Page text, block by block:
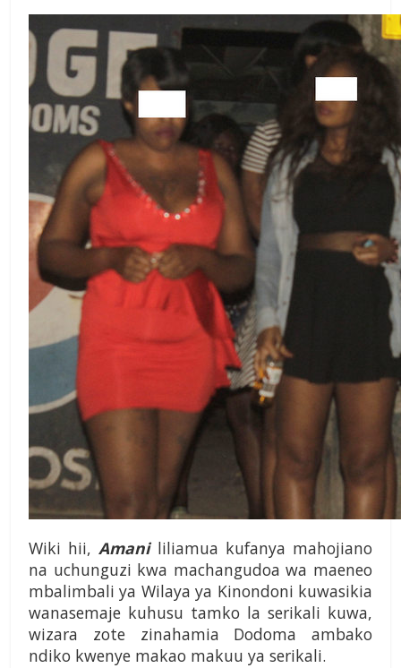
Wiki hii,Amani liliamua kufanya mahojiano
na uchunguzi kwa machangudoa wa maeneo
mbalimbali ya Wilaya ya Kinondoni kuwasikia
wanasemaje kuhusu tamko la serikali kuwa,
wizara zote zinahamia Dodoma ambako
ndiko kwenye makao makuu ya serikali.